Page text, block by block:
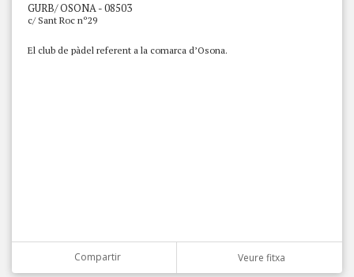
GURB/ OSONA - 08503
c/ Sant Roc nº29
El club de pàdel referent a la comarca d’Osona.
Compartir Veure fitxa